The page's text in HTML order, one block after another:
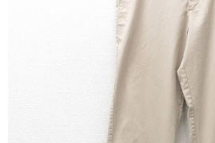
カ行 サ行
ハ行
Search by Item アイテムから探す